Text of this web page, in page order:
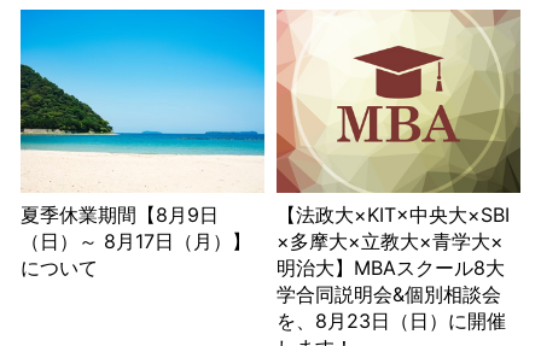
夏季休業期間【8月9日
（日）～ 8月17日（月）】
について
【法政大×KIT×中央大×SBI
×多摩大×立教大×青学大×
明治大】MBAスクール8大
学合同説明会&個別相談会
を、8月23日（日）に開催